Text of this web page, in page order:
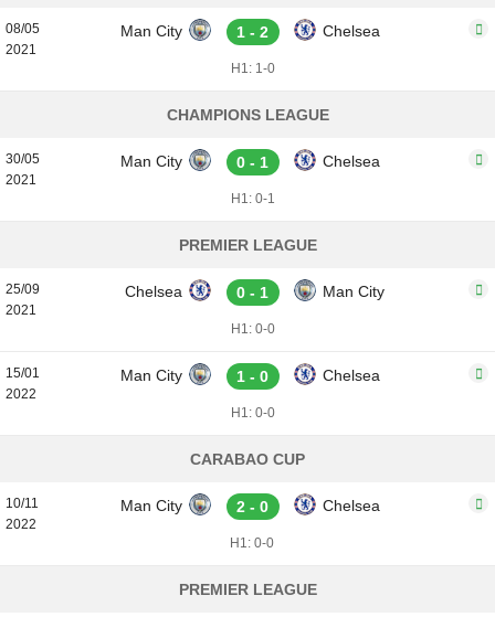
08/05
2021
Man City 1 - 2 Chelsea
H1: 1-0
CHAMPIONS LEAGUE
30/05
2021
Man City 0 - 1 Chelsea
H1: 0-1
PREMIER LEAGUE
25/09
2021
Chelsea 0 - 1 Man City
H1: 0-0
15/01
2022
Man City 1 - 0 Chelsea
H1: 0-0
CARABAO CUP
10/11
2022
Man City 2 - 0 Chelsea
H1: 0-0
PREMIER LEAGUE